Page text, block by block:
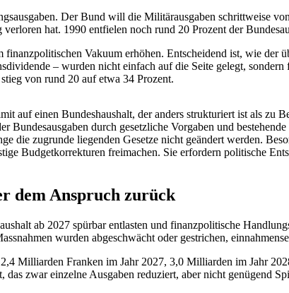
Der Bund will die Militärausgaben schrittweise
hat. 1990 entfielen noch rund 20 Prozent der
Vakuum erhöhen. Entscheidend ist, wie der
– wurden nicht einfach auf die Seite gelegt,
von rund 20 auf etwa 34 Prozent.
auf einen Bundeshaushalt, der anders strukturiert ist als zu
Bundesausgaben durch gesetzliche Vorgaben und
die zugrunde liegenden Gesetze nicht geändert werden.
Budgetkorrekturen freimachen. Sie erfordern politische
dem Anspruch zurück
ab 2027 spürbar entlasten und finanzpolitische
wurden abgeschwächt oder gestrichen,
Milliarden Franken im Jahr 2027, 3,0 Milliarden im Jahr
zwar einzelne Ausgaben reduziert, aber nicht genügend